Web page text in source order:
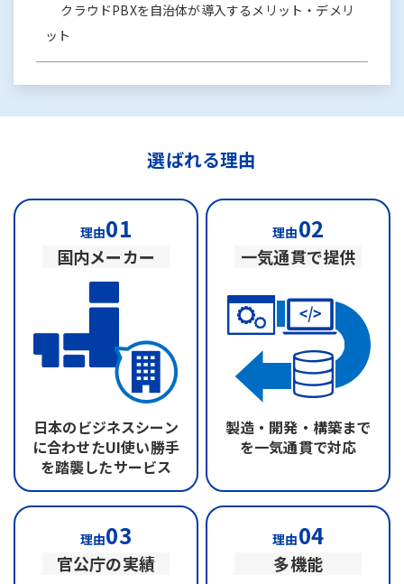
クラウドPBXを自治体が導入するメリット・デメリ
ット
選ばれる理由
理由01
国内メーカー
日本のビジネスシーン
に合わせたUI使い勝手
を踏襲したサービス
理由02
一気通貫で提供
製造・開発・構築まで
を一気通貫で対応
理由03
官公庁の実績
理由04
多機能